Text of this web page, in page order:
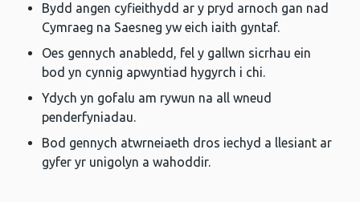
Bydd angen cyfieithydd ar y pryd arnoch gan nad
Cymraeg na Saesneg yw eich iaith gyntaf.
Oes gennych anabledd, fel y gallwn sicrhau ein
bod yn cynnig apwyntiad hygyrch i chi.
Ydych yn gofalu am rywun na all wneud
penderfyniadau.
Bod gennych atwrneiaeth dros iechyd a llesiant ar
gyfer yr unigolyn a wahoddir.